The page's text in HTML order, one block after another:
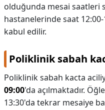
olduğunda mesai saatleri
hastanelerinde saat
kabul edilir.
Poliklinik sabah
Poliklinik sabah kacta
09:00'da açılmaktadır.
13:30'da tekrar mesaiye